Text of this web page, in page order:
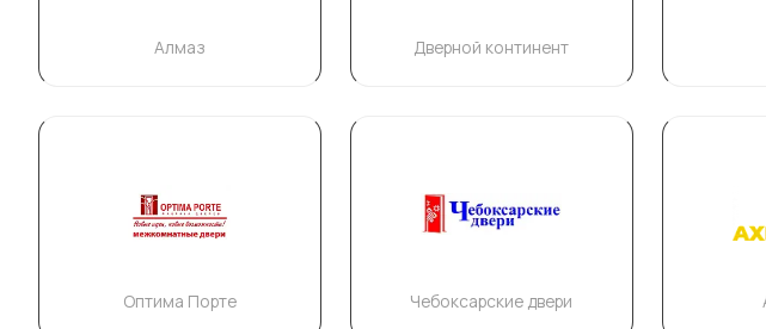
Алмаз Дверной континент
Оптима Порте Чебоксарские двери